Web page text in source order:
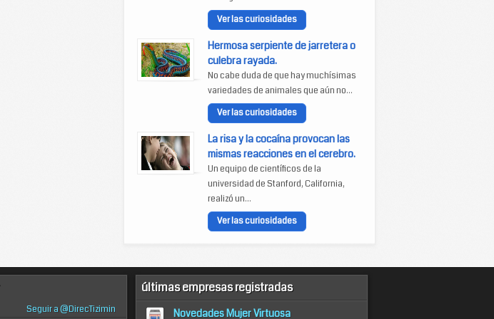
Ver las curiosidades
Hermosa serpiente de jarretera o
culebra rayada.
No cabe duda de que hay muchísimas
variedades de animales que aún no...
Ver las curiosidades
La risa y la cocaína provocan las
mismas reacciones en el cerebro.
Un equipo de científicos de la
universidad de Stanford, California,
realizó un...
Ver las curiosidades
Seguir a @DirecTizimin
últimas empresas registradas
Novedades Mujer Virtuosa